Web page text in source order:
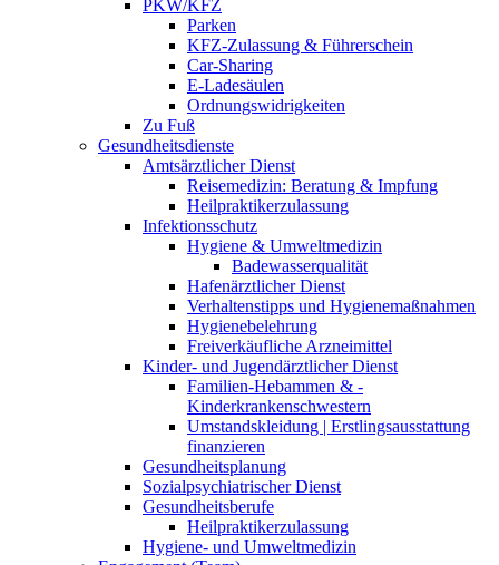
PKW/KFZ
Parken
KFZ-Zulassung & Führerschein
Car-Sharing
E-Ladesäulen
Ordnungswidrigkeiten
Zu Fuß
Gesundheitsdienste
Amtsärztlicher Dienst
Reisemedizin: Beratung & Impfung
Heilpraktikerzulassung
Infektionsschutz
Hygiene & Umweltmedizin
Badewasserqualität
Hafenärztlicher Dienst
Verhaltenstipps und Hygienemaßnahmen
Hygienebelehrung
Freiverkäufliche Arzneimittel
Kinder- und Jugendärztlicher Dienst
Familien-Hebammen & -
Kinderkrankenschwestern
Umstandskleidung | Erstlingsausstattung
finanzieren
Gesundheitsplanung
Sozialpsychiatrischer Dienst
Gesundheitsberufe
Heilpraktikerzulassung
Hygiene- und Umweltmedizin